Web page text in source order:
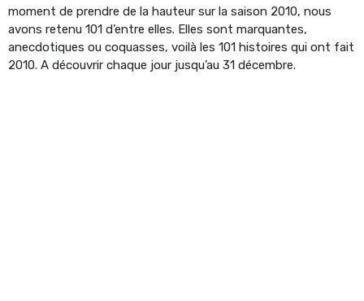
moment de prendre de la hauteur sur la saison 2010, nous
avons retenu 101 d’entre elles. Elles sont marquantes,
anecdotiques ou coquasses, voilà les 101 histoires qui ont fait
2010. A découvrir chaque jour jusqu’au 31 décembre.